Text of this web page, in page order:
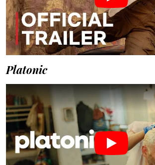
Platonic